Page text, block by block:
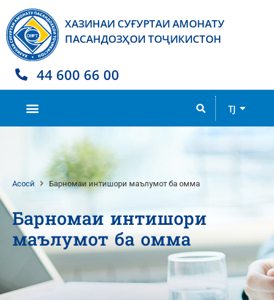
ХАЗИНАИ СУҒУРТАИ АМОНАТУ
ПАСАНДОЗҲОИ ТОҶИКИСТОН
44 600 66 00
TJ
EN
Барномаи интишори
маълумот ба омма
Асосӣ Барномаи интишори маълумот ба омма